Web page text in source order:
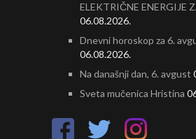
ELEKTRIČNE ENERGIJE
06.08.2026.
Dnevni horoskop za 6.
06.08.2026.
Na današnji dan, 6. avgust
Sveta mučenica Hristina